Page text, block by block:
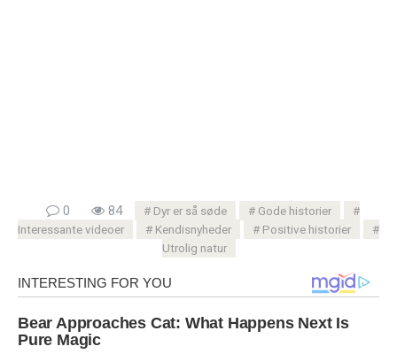
0 84 Dyr er så søde
Gode ​​historier
Interessante videoer
Kendisnyheder
Positive historier
Utrolig natur